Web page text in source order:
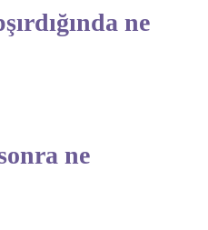
ne
ne